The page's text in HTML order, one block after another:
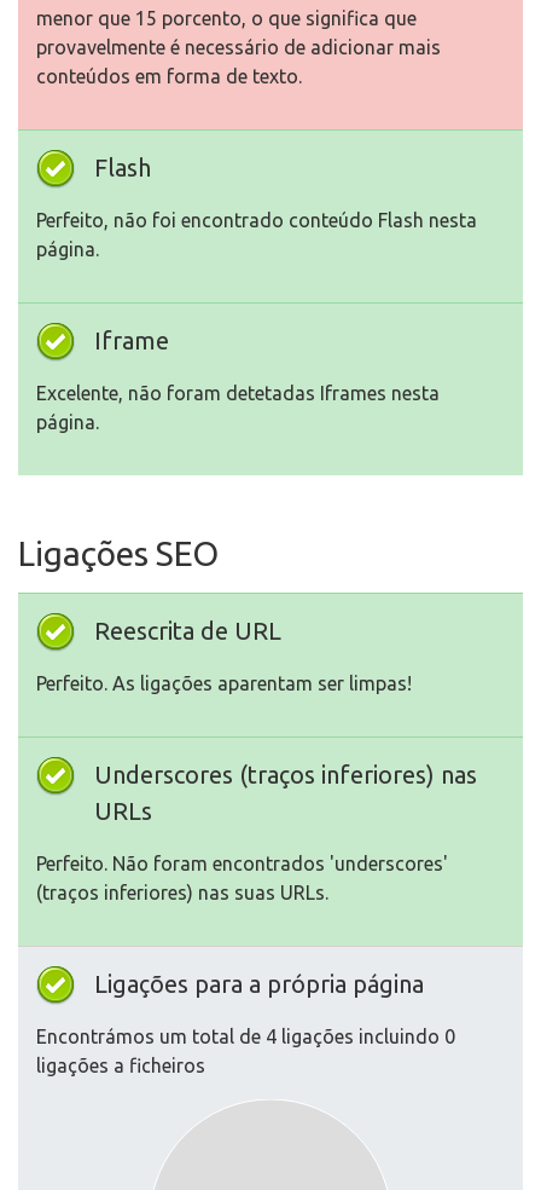
menor que 15 porcento, o que significa que
provavelmente é necessário de adicionar mais
conteúdos em forma de texto.
Flash
Perfeito, não foi encontrado conteúdo Flash nesta
página.
Iframe
Excelente, não foram detetadas Iframes nesta
página.
Ligações SEO
Reescrita de URL
Perfeito. As ligações aparentam ser limpas!
Underscores (traços inferiores) nas
URLs
Perfeito. Não foram encontrados 'underscores'
(traços inferiores) nas suas URLs.
Ligações para a própria página
Encontrámos um total de 4 ligações incluindo 0
ligações a ficheiros